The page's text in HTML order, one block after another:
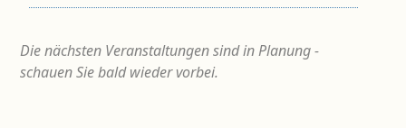
Die nächsten Veranstaltungen sind in Planung -
schauen Sie bald wieder vorbei.